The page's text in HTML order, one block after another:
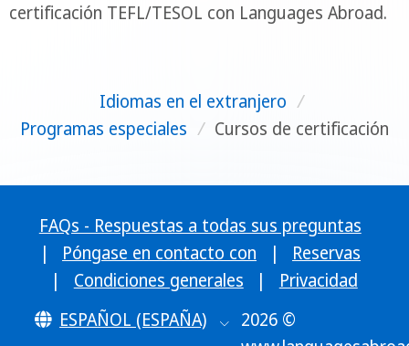
certificación TEFL/TESOL con Languages Abroad.
Idiomas en el extranjero /
Programas especiales / Cursos de certificación
FAQs - Respuestas a todas sus preguntas
|
Póngase en contacto con |
Reservas
|
Condiciones generales |
Privacidad
ESPAÑOL (ESPAÑA)
2026 ©